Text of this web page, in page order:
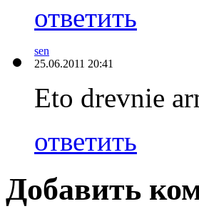
ответить
sen
25.06.2011 20:41
Eto drevnie
ответить
Добавить